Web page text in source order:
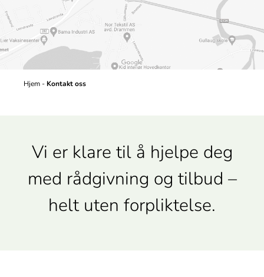
Hjem - Kontakt oss
Vi er klare til å hjelpe deg
med rådgivning og tilbud –
helt uten forpliktelse.